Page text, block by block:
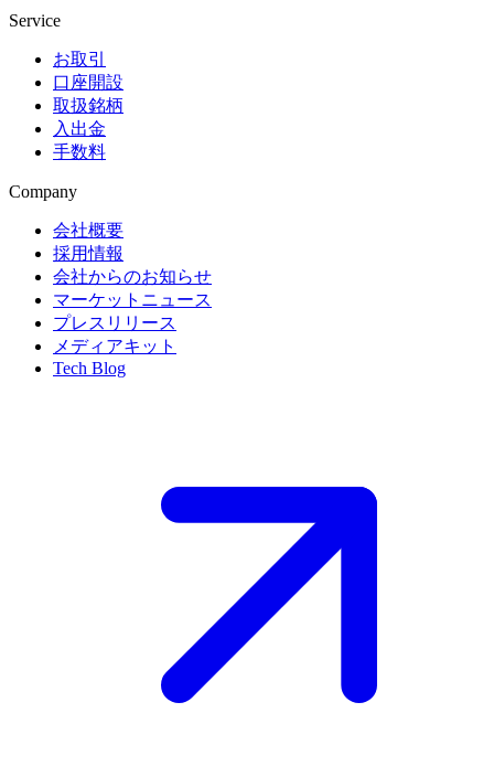
Service
お取引
口座開設
取扱銘柄
入出金
手数料
Company
会社概要
採用情報
会社からのお知らせ
マーケットニュース
プレスリリース
メディアキット
Tech Blog